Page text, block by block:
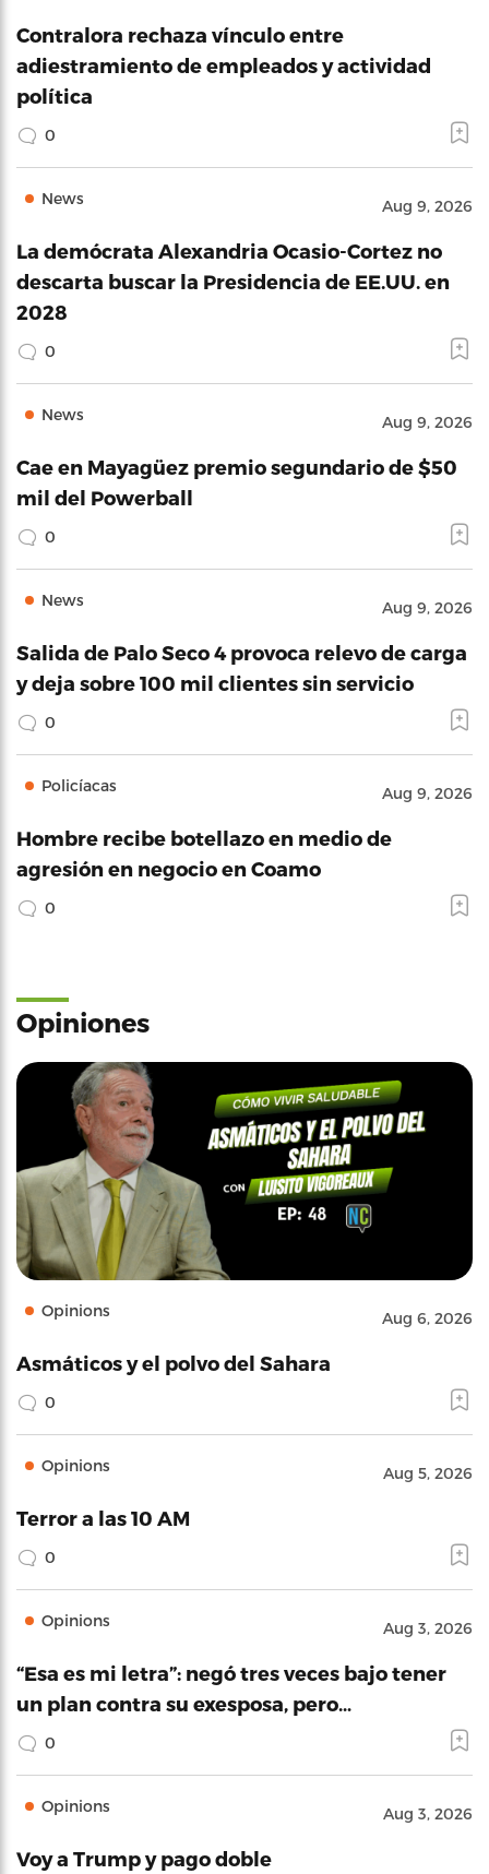
Contralora rechaza vínculo entre
adiestramiento de empleados y actividad
política
0
News Aug 9, 2026
La demócrata Alexandria Ocasio-Cortez no
descarta buscar la Presidencia de EE.UU. en
2028
0
News Aug 9, 2026
Cae en Mayagüez premio segundario de $50
mil del Powerball
0
News Aug 9, 2026
Salida de Palo Seco 4 provoca relevo de carga
y deja sobre 100 mil clientes sin servicio
0
Policíacas Aug 9, 2026
Hombre recibe botellazo en medio de
agresión en negocio en Coamo
0
Opiniones
Opinions Aug 6, 2026
Asmáticos y el polvo del Sahara
0
Opinions Aug 5, 2026
Terror a las 10 AM
0
Opinions Aug 3, 2026
“Esa es mi letra”: negó tres veces bajo tener
un plan contra su exesposa, pero…
0
Opinions Aug 3, 2026
Voy a Trump y pago doble